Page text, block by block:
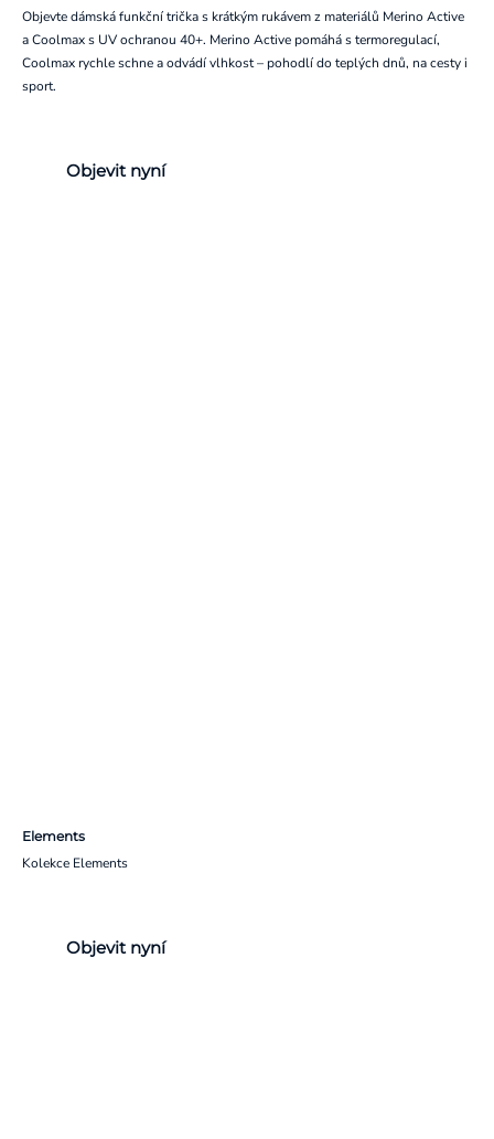
Objevte dámská funkční trička s krátkým rukávem z materiálů Merino Active
a Coolmax s UV ochranou 40+. Merino Active pomáhá s termoregulací,
Coolmax rychle schne a odvádí vlhkost – pohodlí do teplých dnů, na cesty i
sport.
Objevit nyní
Elements
Kolekce Elements
Objevit nyní